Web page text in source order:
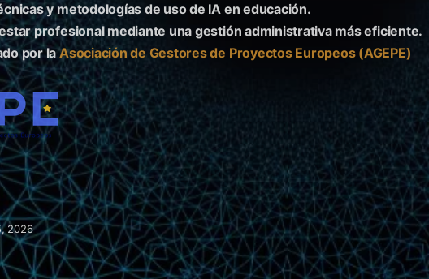
y metodologías de uso de IA en educación.
profesional mediante una gestión administrativa más eficiente.
por laAsociación de Gestores de Proyectos Europeos (AGEPE)
2026